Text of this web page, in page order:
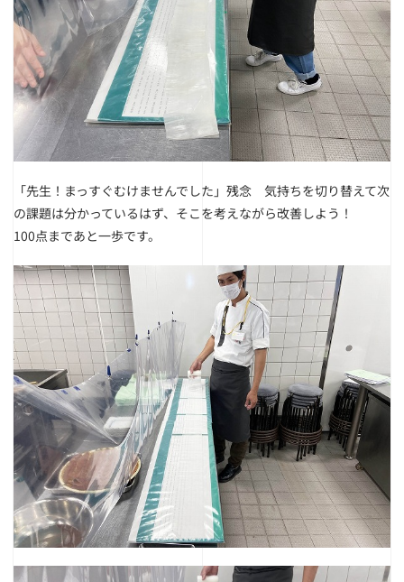
「先生！まっすぐむけませんでした」残念 気持ちを切り替えて次
の課題は分かっているはず、そこを考えながら改善しよう！
100点まであと一歩です。